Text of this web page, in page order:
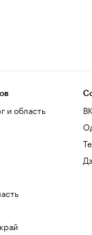
и область